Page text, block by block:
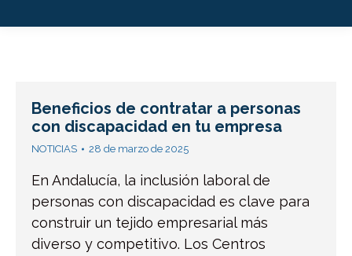
Beneficios de contratar a personas
con discapacidad en tu empresa
NOTICIAS 28 de marzo de 2025
En Andalucía, la inclusión laboral de
personas con discapacidad es clave para
construir un tejido empresarial más
diverso y competitivo. Los Centros